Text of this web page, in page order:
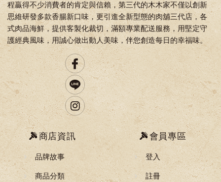
程贏得不少消費者的肯定與信賴，第三代的木木家不僅以創新
思維研發多款香腸新口味，更引進全新型態的肉舖三代店，各
式肉品海鮮，提供客製化裁切，滿額專業配送服務，用堅定守
護經典風味，用誠心做出動人美味，伴您創造每日的幸福味。
商店資訊
品牌故事
商品分類
會員專區
登入
註冊